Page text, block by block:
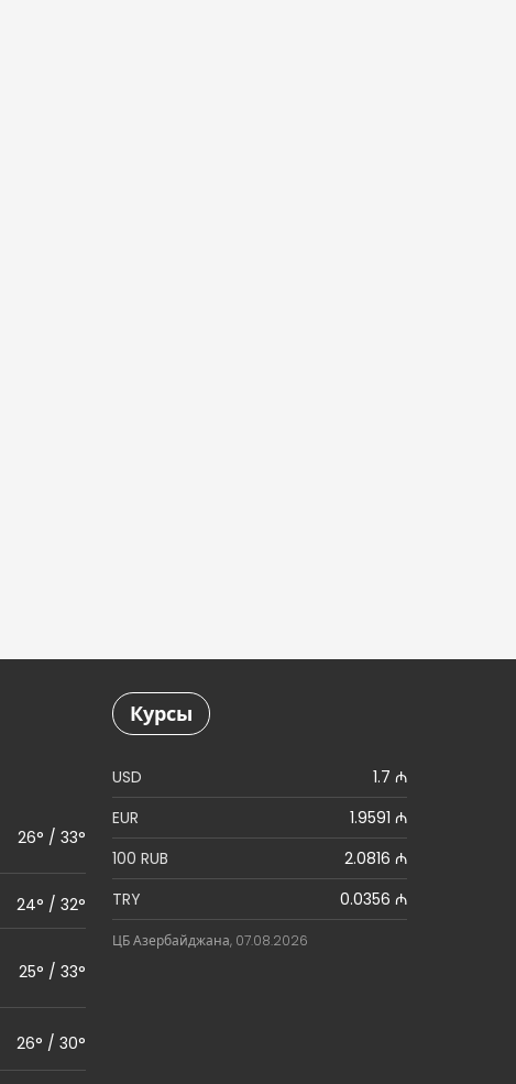
26° / 33°
24° / 32°
25° / 33°
26° / 30°
Курсы
USD
1.7 ₼
EUR
1.9591 ₼
100 RUB
2.0816 ₼
TRY
0.0356 ₼
ЦБ Азербайджана, 07.08.2026